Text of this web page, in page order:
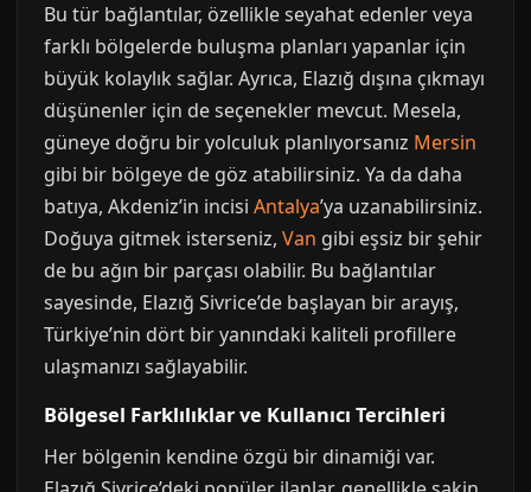
Bu tür bağlantılar, özellikle seyahat edenler veya
farklı bölgelerde buluşma planları yapanlar için
büyük kolaylık sağlar. Ayrıca, Elazığ dışına çıkmayı
düşünenler için de seçenekler mevcut. Mesela,
güneye doğru bir yolculuk planlıyorsanız Mersin
gibi bir bölgeye de göz atabilirsiniz. Ya da daha
batıya, Akdeniz’in incisi Antalya’ya uzanabilirsiniz.
Doğuya gitmek isterseniz, Van gibi eşsiz bir şehir
de bu ağın bir parçası olabilir. Bu bağlantılar
sayesinde, Elazığ Sivrice’de başlayan bir arayış,
Türkiye’nin dört bir yanındaki kaliteli profillere
ulaşmanızı sağlayabilir.
Bölgesel Farklılıklar ve Kullanıcı Tercihleri
Her bölgenin kendine özgü bir dinamiği var.